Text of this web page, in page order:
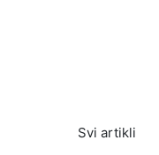
Svi artikli